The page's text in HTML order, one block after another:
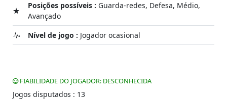
Posições possíveis : Guarda-redes, Defesa, Médio,
Avançado
Nível de jogo : Jogador ocasional
FIABILIDADE DO JOGADOR: DESCONHECIDA
Jogos disputados : 13